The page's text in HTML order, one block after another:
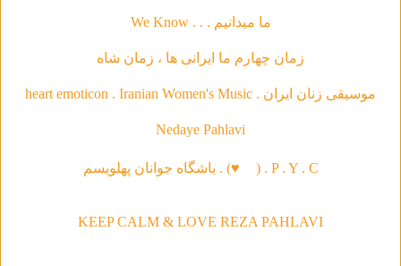
ما ميدانيم . . . We Know
زمان چهارم ما ايرانى ها ، زمان شاه
موسیقی‌ زنان ایران . heart emoticon . Iranian Women's Music
Nedaye Pahlavi
P . Y . C . (
♥) . باشگاه جوانان پهلویسم
KEEP CALM & LOVE REZA PAHLAVI